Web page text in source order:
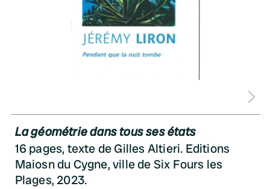
La géométrie dans tous ses états
16 pages, texte de Gilles Altieri. Editions
Maiosn du Cygne, ville de Six Fours les
Plages, 2023.